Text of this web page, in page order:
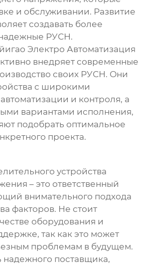
и обслуживании. Развитие
создавать более
РУСН.
Электро Автоматизация
внедряет современные
своих РУСН. Они
с широкими
и контроля, а
вариантами исполнения,
подобрать оптимальное
проекта.
устройства
– это ответственный
внимательного подхода
факторов. Не стоит
оборудования и
так как это может
проблемам в будущем.
поставщика,